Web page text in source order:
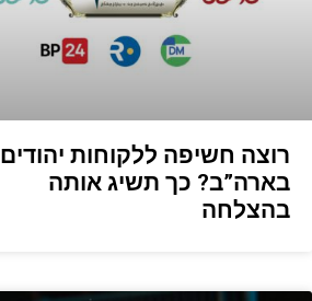
רוצה חשיפה ללקוחות יהודים
בארה”ב? כך תשיג אותה
בהצלחה